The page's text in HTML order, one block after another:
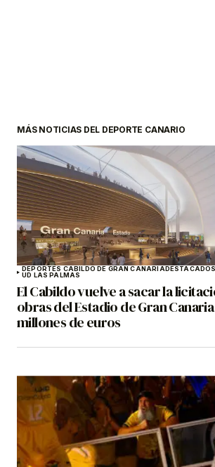
MÁS NOTICIAS DEL DEPORTE CANARIO
DEPORTES CABILDO DE GRAN CANARIADESTACADOS
UD LAS PALMAS
El Cabildo vuelve a sacar la
obras del Estadio de Gran
millones de euros